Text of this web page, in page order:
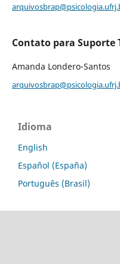
Contato para Suporte
Amanda Londero-Santos
Idioma
English
Español (España)
Português (Brasil)